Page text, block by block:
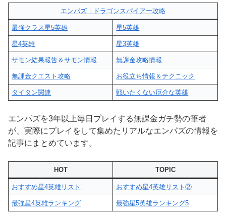
エンパズ｜ドラゴンスパイアー攻略
最強クラス星5英雄 星5英雄
星4英雄 星3英雄
サモン結果報告＆サモン情報 無課金攻略情報
無課金クエスト攻略 お役立ち情報＆テクニック
タイタン関連 戦いたくない厄介な英雄
エンパズを3年以上毎日プレイする無課金ガチ勢の筆者
が、実際にプレイをして集めたリアルなエンパズの情報を
記事にまとめています。
HOT TOPIC
おすすめ星4英雄リスト おすすめ星4英雄リスト②
最強星4英雄ランキング 最強星5英雄ランキング5